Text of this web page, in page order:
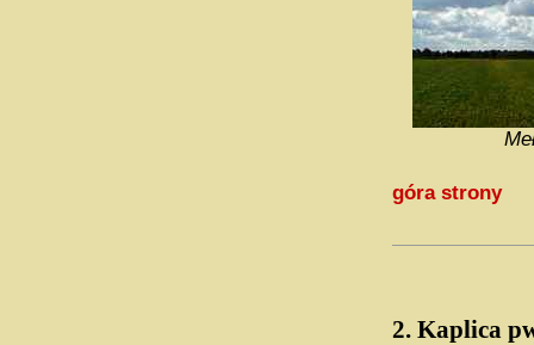
góra strony
2. Kaplica